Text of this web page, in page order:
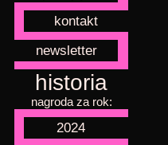
kontakt
newsletter
historia
nagroda za rok:
2024